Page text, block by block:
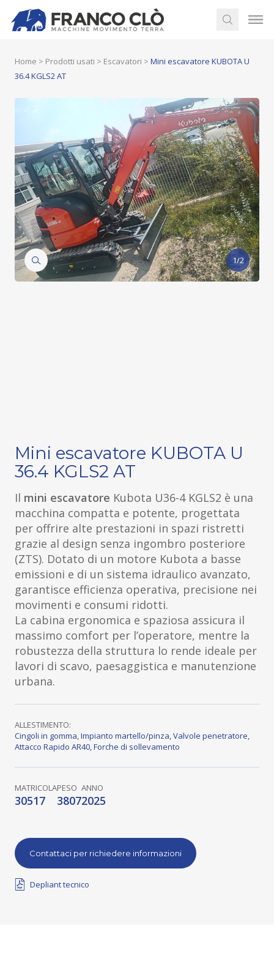
Home > Prodotti usati > Escavatori > Mini escavatore KUBOTA U
36.4 KGLS2 AT
1/2
Mini escavatore KUBOTA U
36.4 KGLS2 AT
Il mini escavatore Kubota U36-4 KGLS2 è una
macchina compatta e potente, progettata
per offrire alte prestazioni in spazi ristretti
grazie al design senza ingombro posteriore
(ZTS). Dotato di un motore Kubota a basse
emissioni e di un sistema idraulico avanzato,
garantisce efficienza operativa, precisione nei
movimenti e consumi ridotti.
La cabina ergonomica e spaziosa assicura il
massimo comfort per l’operatore, mentre la
robustezza della struttura lo rende ideale per
lavori di scavo, paesaggistica e manutenzione
urbana.
ALLESTIMENTO:
Cingoli in gomma,Impianto martello/pinza,Valvole penetratore,
Attacco Rapido AR40,Forche di sollevamento
MATRICOLA
30517
PESO
3807
ANNO
2025
Contattaci per richiedere informazioni
Depliant tecnico